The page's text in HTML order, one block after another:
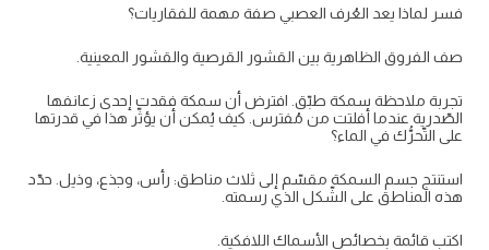
فسر لماذا يعد العُرف العصبي صفة مهمة للفقاريات؟
صف الفروق الظاهرية بين القشور القرصية والقشور المعينية.
تجربة ملاحظة سمكة طبّق. افترض أن سمكة فقدت إحدى زعانفها
الصّدرية عندما أفلتت من مُفترس. كيف يُمكن أن يؤثّر هذا في قدرتها
على التّحرُّك في الماء؟
استنتج جسم السمكة مقسّم إلى ثلاث مناطق: رأس، وجذع، وذيل. حدّد
هذه المناطق على الشّكل الذي رسمته.
اكتب قائمة بخصائص الأسماك اللافكية.